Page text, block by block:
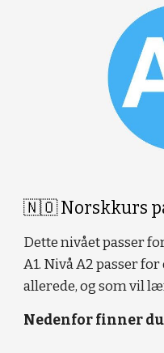
🇳🇴 Norskkurs
Dette nivået passer
A1. Nivå A2 passer
allerede, og som vil
Nedenfor finner